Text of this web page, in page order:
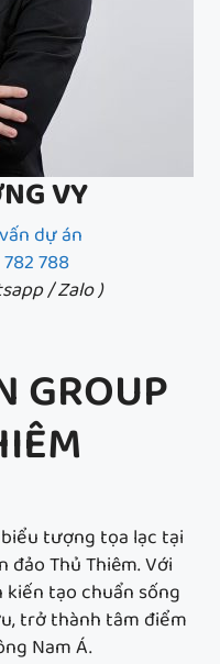
VY
dự án
788
/ Zalo )
GROUP
tượng tọa lạc tại
Thủ Thiêm. Với
tạo chuẩn sống
trở thành tâm điểm
Nam Á.